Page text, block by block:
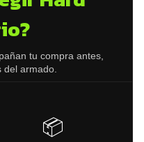
tu compra antes,
armado.
📦